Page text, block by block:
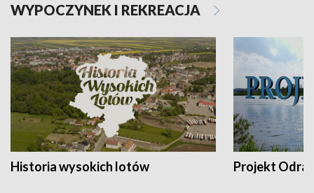
WYPOCZYNEK I REKREACJA
Historia wysokich lotów Projekt Odra